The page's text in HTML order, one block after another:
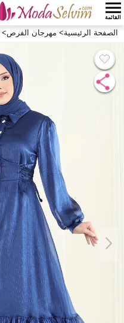
القائمة
الصفحة الرئيسية> مهرجان الفرص>